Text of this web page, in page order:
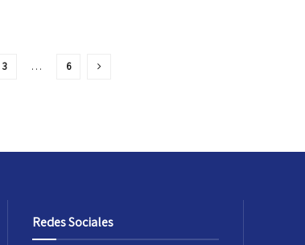
3 … 6
Redes Sociales